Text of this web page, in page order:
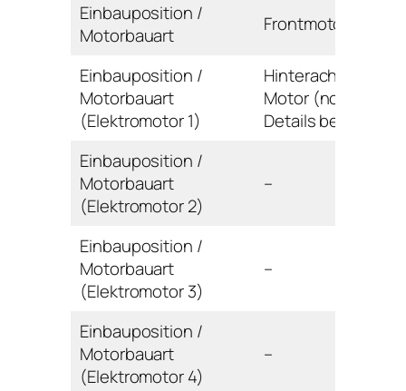
Einbauposition /
Motorbauart
Frontmotor / Reihe
Einbauposition /
Motorbauart
(Elektromotor 1)
Hinterachse / E-
Motor (noch keine
Details bekannt)
Einbauposition /
Motorbauart
(Elektromotor 2)
–
Einbauposition /
Motorbauart
(Elektromotor 3)
–
Einbauposition /
Motorbauart
(Elektromotor 4)
–